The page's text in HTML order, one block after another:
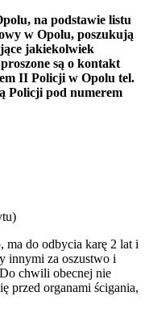
na podstawie listu
w Opolu, poszukują
jakiekolwiek
są o kontakt
II Policji w Opolu tel.
Policji pod numerem
ma do odbycia karę 2 lat i
innymi za oszustwo i
chwili obecnej nie
przed organami ścigania,